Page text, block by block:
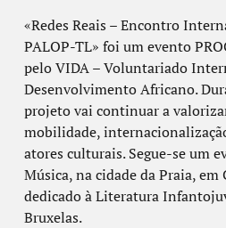
«Redes Reais – Encontro
PALOP-TL» foi um evento
pelo VIDA – Voluntariado
Desenvolvimento Africano.
projeto vai continuar a
mobilidade,
atores culturais. Segue-se um
Música, na cidade da Praia, em
dedicado à Literatura
Bruxelas.